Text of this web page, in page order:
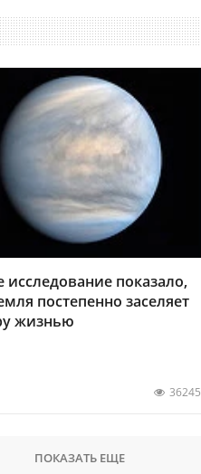
исследование показало,
постепенно заселяет
жизнью
36245
ПОКАЗАТЬ ЕЩЕ